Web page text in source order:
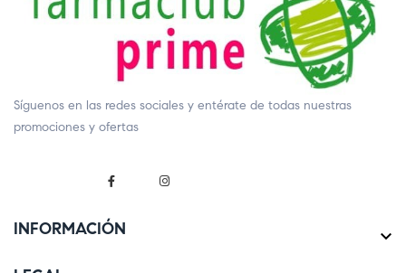
Síguenos en las redes sociales y entérate de todas nuestras
promociones y ofertas
INFORMACIÓN 